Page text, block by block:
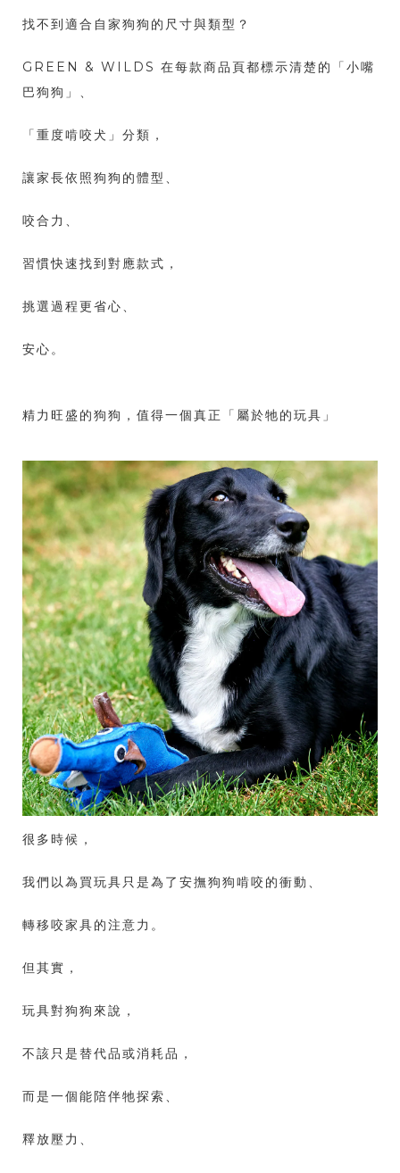
找不到適合自家狗狗的尺寸與類型？
GREEN & WILDS 在每款商品頁都標示清楚的「小嘴
巴狗狗」、
「重度啃咬犬」分類，
讓家長依照狗狗的體型、
咬合力、
習慣快速找到對應款式，
挑選過程更省心、
安心。
精力旺盛的狗狗，值得一個真正「屬於牠的玩具」
很多時候，
我們以為買玩具只是為了安撫狗狗啃咬的衝動、
轉移咬家具的注意力。
但其實，
玩具對狗狗來說，
不該只是替代品或消耗品，
而是一個能陪伴牠探索、
釋放壓力、